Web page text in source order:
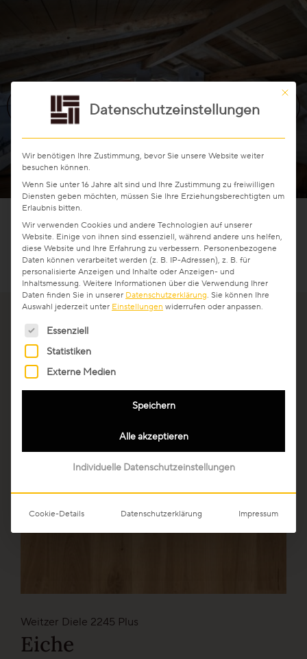
Veredelungen
Reinigung & Pflege
Aus gutem Grund
Für die Ewigkeit gemacht
Wertvoll & leistbar
Gut für die Umwelt
Holz regional aus Europa
Stab-Optik
Unsere Kollektionen - Ihre Vorteile
Professionals
Bilder © OVO Network
Weitzer Diele 2245 Plus
Eiche
Mit
Datenschutzeinstellungen
Wir benötigen Ihre Zustimmung, bevor Sie unsere Website weiter
besuchen können.
Wenn Sie unter 16 Jahre alt sind und Ihre Zustimmung zu freiwilligen
Diensten geben möchten, müssen Sie Ihre Erziehungsberechtigten um
Erlaubnis bitten.
Wir verwenden Cookies und andere Technologien auf unserer
Website. Einige von ihnen sind essenziell, während andere uns helfen,
diese Website und Ihre Erfahrung zu verbessern. Personenbezogene
Daten können verarbeitet werden (z. B. IP-Adressen), z. B. für
personalisierte Anzeigen und Inhalte oder Anzeigen- und
Inhaltsmessung. Weitere Informationen über die Verwendung Ihrer
Daten finden Sie in unserer Datenschutzerklärung. Sie können Ihre
Auswahl jederzeit unter Einstellungen widerrufen oder anpassen.
Es folgt eine Liste der Service-Gruppen, für die eine
Essenziell
Statistiken
Externe Medien
Speichern
Alle akzeptieren
Individuelle Datenschutzeinstellungen
Cookie-Details Datenschutzerklärung Impressum